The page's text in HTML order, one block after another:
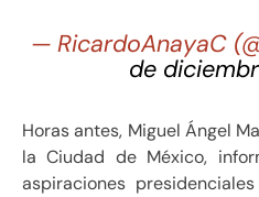
— RicardoAnayaC
de
Horas antes, Miguel Ángel
la Ciudad de México,
aspiraciones